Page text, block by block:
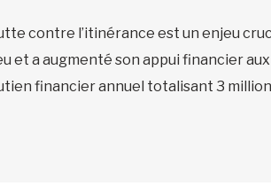
contre l’itinérance est un enjeu
et a augmenté son appui financier
financier annuel totalisant 3